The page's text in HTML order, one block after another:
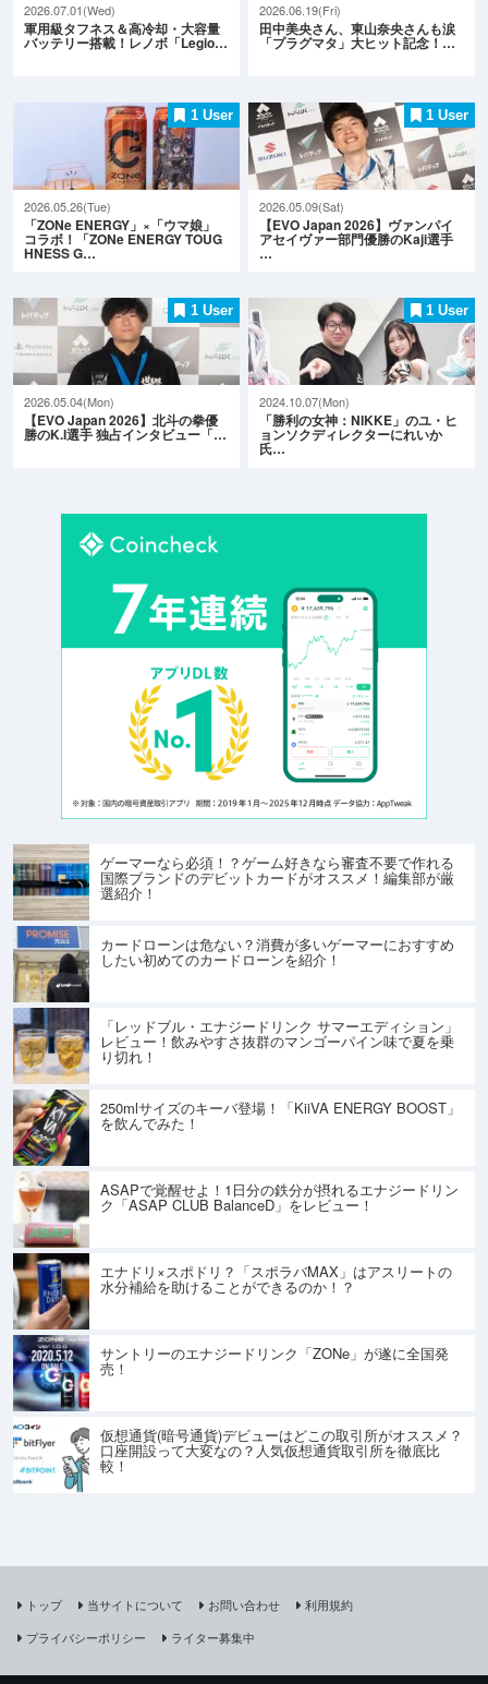
2026.07.01(Wed)
軍用級タフネス＆高冷却・大容量
バッテリー搭載！レノボ「Legio…
2026.06.19(Fri)
田中美央さん、東山奈央さんも涙
「プラグマタ」大ヒット記念！…
1 User
2026.05.26(Tue)
「ZONe ENERGY」×「ウマ娘」
コラボ！「ZONe ENERGY TOUG
HNESS G…
1 User
2026.05.09(Sat)
【EVO Japan 2026】ヴァンパイ
アセイヴァー部門優勝のKaji選手
…
1 User
2026.05.04(Mon)
【EVO Japan 2026】北斗の拳優
勝のK.I選手 独占インタビュー「…
1 User
2024.10.07(Mon)
「勝利の女神：NIKKE」のユ・ヒ
ョンソクディレクターにれいか
氏…
ゲーマーなら必須！？ゲーム好きなら審査不要で作れる
国際ブランドのデビットカードがオススメ！編集部が厳
選紹介！
カードローンは危ない？消費が多いゲーマーにおすすめ
したい初めてのカードローンを紹介！
「レッドブル・エナジードリンク サマーエディション」
レビュー！飲みやすさ抜群のマンゴーパイン味で夏を乗
り切れ！
250mlサイズのキーバ登場！「KiiVA ENERGY BOOST」
を飲んでみた！
ASAPで覚醒せよ！1日分の鉄分が摂れるエナジードリン
ク「ASAP CLUB BalanceD」をレビュー！
エナドリ×スポドリ？「スポラバMAX」はアスリートの
水分補給を助けることができるのか！？
サントリーのエナジードリンク「ZONe」が遂に全国発
売！
仮想通貨(暗号通貨)デビューはどこの取引所がオススメ？
口座開設って大変なの？人気仮想通貨取引所を徹底比
較！
トップ 当サイトについて お問い合わせ
利用規約
プライバシーポリシー
ライター募集中